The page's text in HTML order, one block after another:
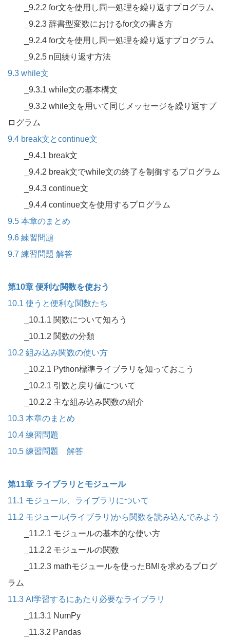
_9.2.2 for文を使用し同一処理を繰り返すプログラム
_9.2.3 辞書型変数におけるfor文の書き方
_9.2.4 for文を使用し同一処理を繰り返すプログラム
_9.2.5 n回繰り返す方法
9.3 while文
_9.3.1 while文の基本構文
_9.3.2 while文を用いて同じメッセージを繰り返すプ
ログラム
9.4 break文とcontinue文
_9.4.1 break文
_9.4.2 break文でwhile文の終了を制御するプログラム
_9.4.3 continue文
_9.4.4 continue文を使用するプログラム
9.5 本章のまとめ
9.6 練習問題
9.7 練習問題 解答
第10章 便利な関数を使おう
10.1 使うと便利な関数たち
_10.1.1 関数について知ろう
_10.1.2 関数の分類
10.2 組み込み関数の使い方
_10.2.1 Python標準ライブラリを知っておこう
_10.2.1 引数と戻り値について
_10.2.2 主な組み込み関数の紹介
10.3 本章のまとめ
10.4 練習問題
10.5 練習問題 解答
第11章 ライブラリとモジュール
11.1 モジュール、ライブラリについて
11.2 モジュール(ライブラリ)から関数を読み込んでみよう
_11.2.1 モジュールの基本的な使い方
_11.2.2 モジュールの関数
_11.2.3 mathモジュールを使ったBMIを求めるプログ
ラム
11.3 AI学習するにあたり必要なライブラリ
_11.3.1 NumPy
_11.3.2 Pandas